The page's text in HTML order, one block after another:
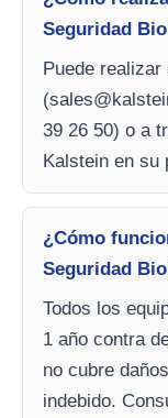
Seguridad
Puede
(
39 26 50) o a
Kalstein en su
¿Cómo
Seguridad
Todos los
1 año contra
no cubre
indebido.